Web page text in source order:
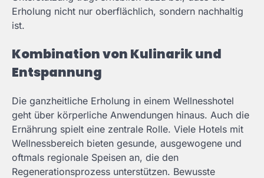
Erholung nicht nur oberflächlich, sondern nachhaltig
ist.
Kombination von Kulinarik und
Entspannung
Die ganzheitliche Erholung in einem Wellnesshotel
geht über körperliche Anwendungen hinaus. Auch die
Ernährung spielt eine zentrale Rolle. Viele Hotels mit
Wellnessbereich bieten gesunde, ausgewogene und
oftmals regionale Speisen an, die den
Regenerationsprozess unterstützen. Bewusste